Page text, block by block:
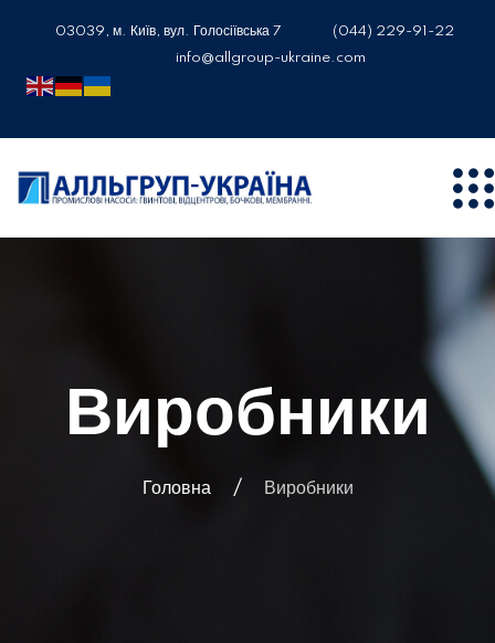
03039, м. Київ, вул. Голосіївська 7
(044) 229-91-22
info@allgroup-ukraine.com
Виробники
Головна Виробники